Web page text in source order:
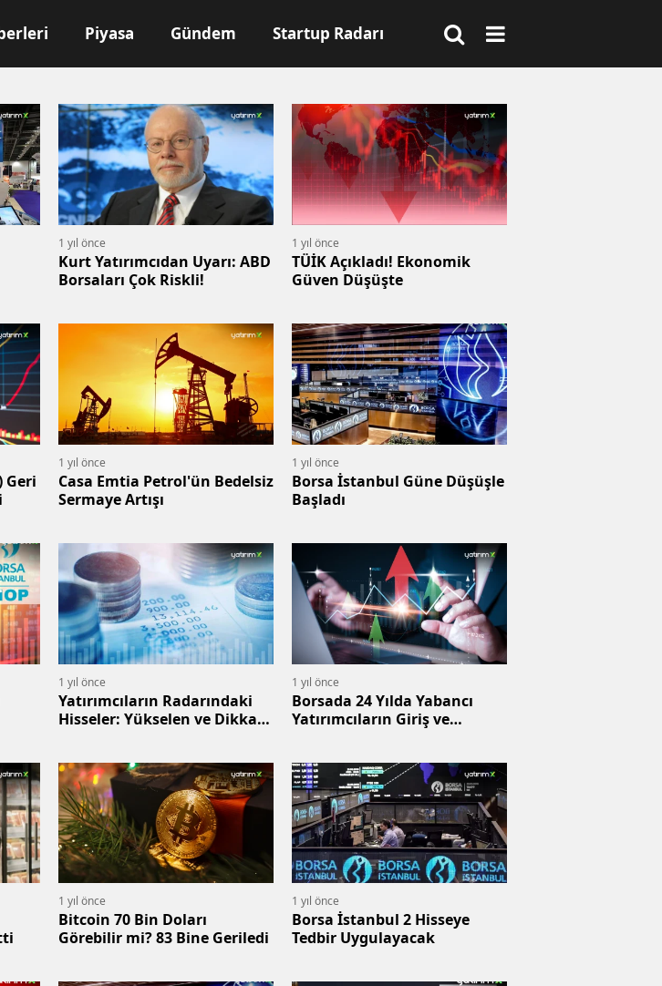
Piyasa Gündem Startup Radarı
1 yıl önce
Kurt Yatırımcıdan Uyarı: ABD
Borsaları Çok Riskli!
1 yıl önce
TÜİK Açıkladı! Ekonomik
Güven Düşüşte
1 yıl önce
Casa Emtia Petrol'ün Bedelsiz
Sermaye Artışı
1 yıl önce
Borsa İstanbul Güne Düşüşle
Başladı
1 yıl önce
Yatırımcıların Radarındaki
Hisseler: Yükselen ve Dikkat
1 yıl önce
Borsada 24 Yılda Yabancı
Yatırımcıların Giriş ve
1 yıl önce
Bitcoin 70 Bin Doları
Görebilir mi? 83 Bine Geriledi
1 yıl önce
Borsa İstanbul 2 Hisseye
Tedbir Uygulayacak